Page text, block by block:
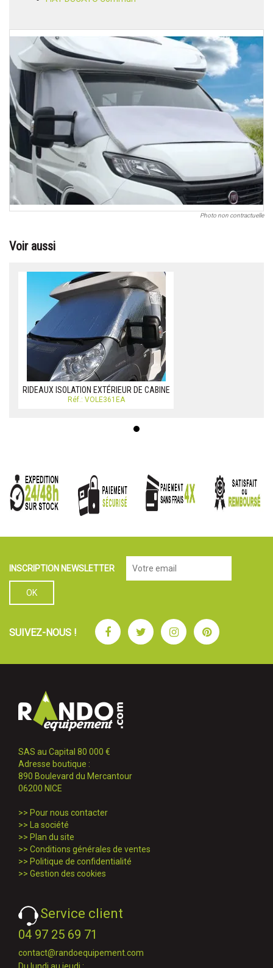
Photo non contractuelle
Voir aussi
RIDEAUX ISOLATION EXTÉRIEUR DE CABINE
Réf.: VOLE361EA
INSCRIPTION NEWSLETTER
SUIVEZ-NOUS ! FacebookTwitterInstagramPinterest
SAS au Capital 80 000 €
Adresse boutique :
890 Boulevard du Mercantour
06200 NICE
>> Pour nous contacter
>>
La société
>> Plan du site
>> Conditions générales de ventes
>> Politique de confidentialité
>> Gestion des cookies
Service client
04 97 25 69 71
contact@randoequipement.com
Du lundi au jeudi :